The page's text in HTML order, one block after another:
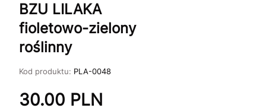
BZU LILAKA
fioletowo-zielony
roślinny
Kod produktu: PLA-0048
30.00 PLN